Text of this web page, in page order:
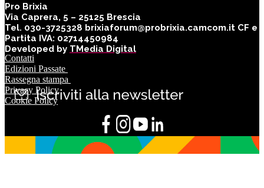
Pro Brixia
Via Caprera, 5 – 25125 Brescia
Tel. 030-3725328 brixiaforum@probrixia.camcom.it CF e
Partita IVA: 02714450984
Developed by TMedia Digital
Contatti
Edizioni Passate
Rassegna stampa
Privacy Policy
Cookie Policy